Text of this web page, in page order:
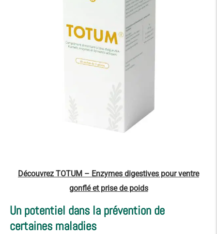
Découvrez TOTUM – Enzymes digestives pour ventre
gonflé et prise de poids
Un potentiel dans la prévention de
certaines maladies